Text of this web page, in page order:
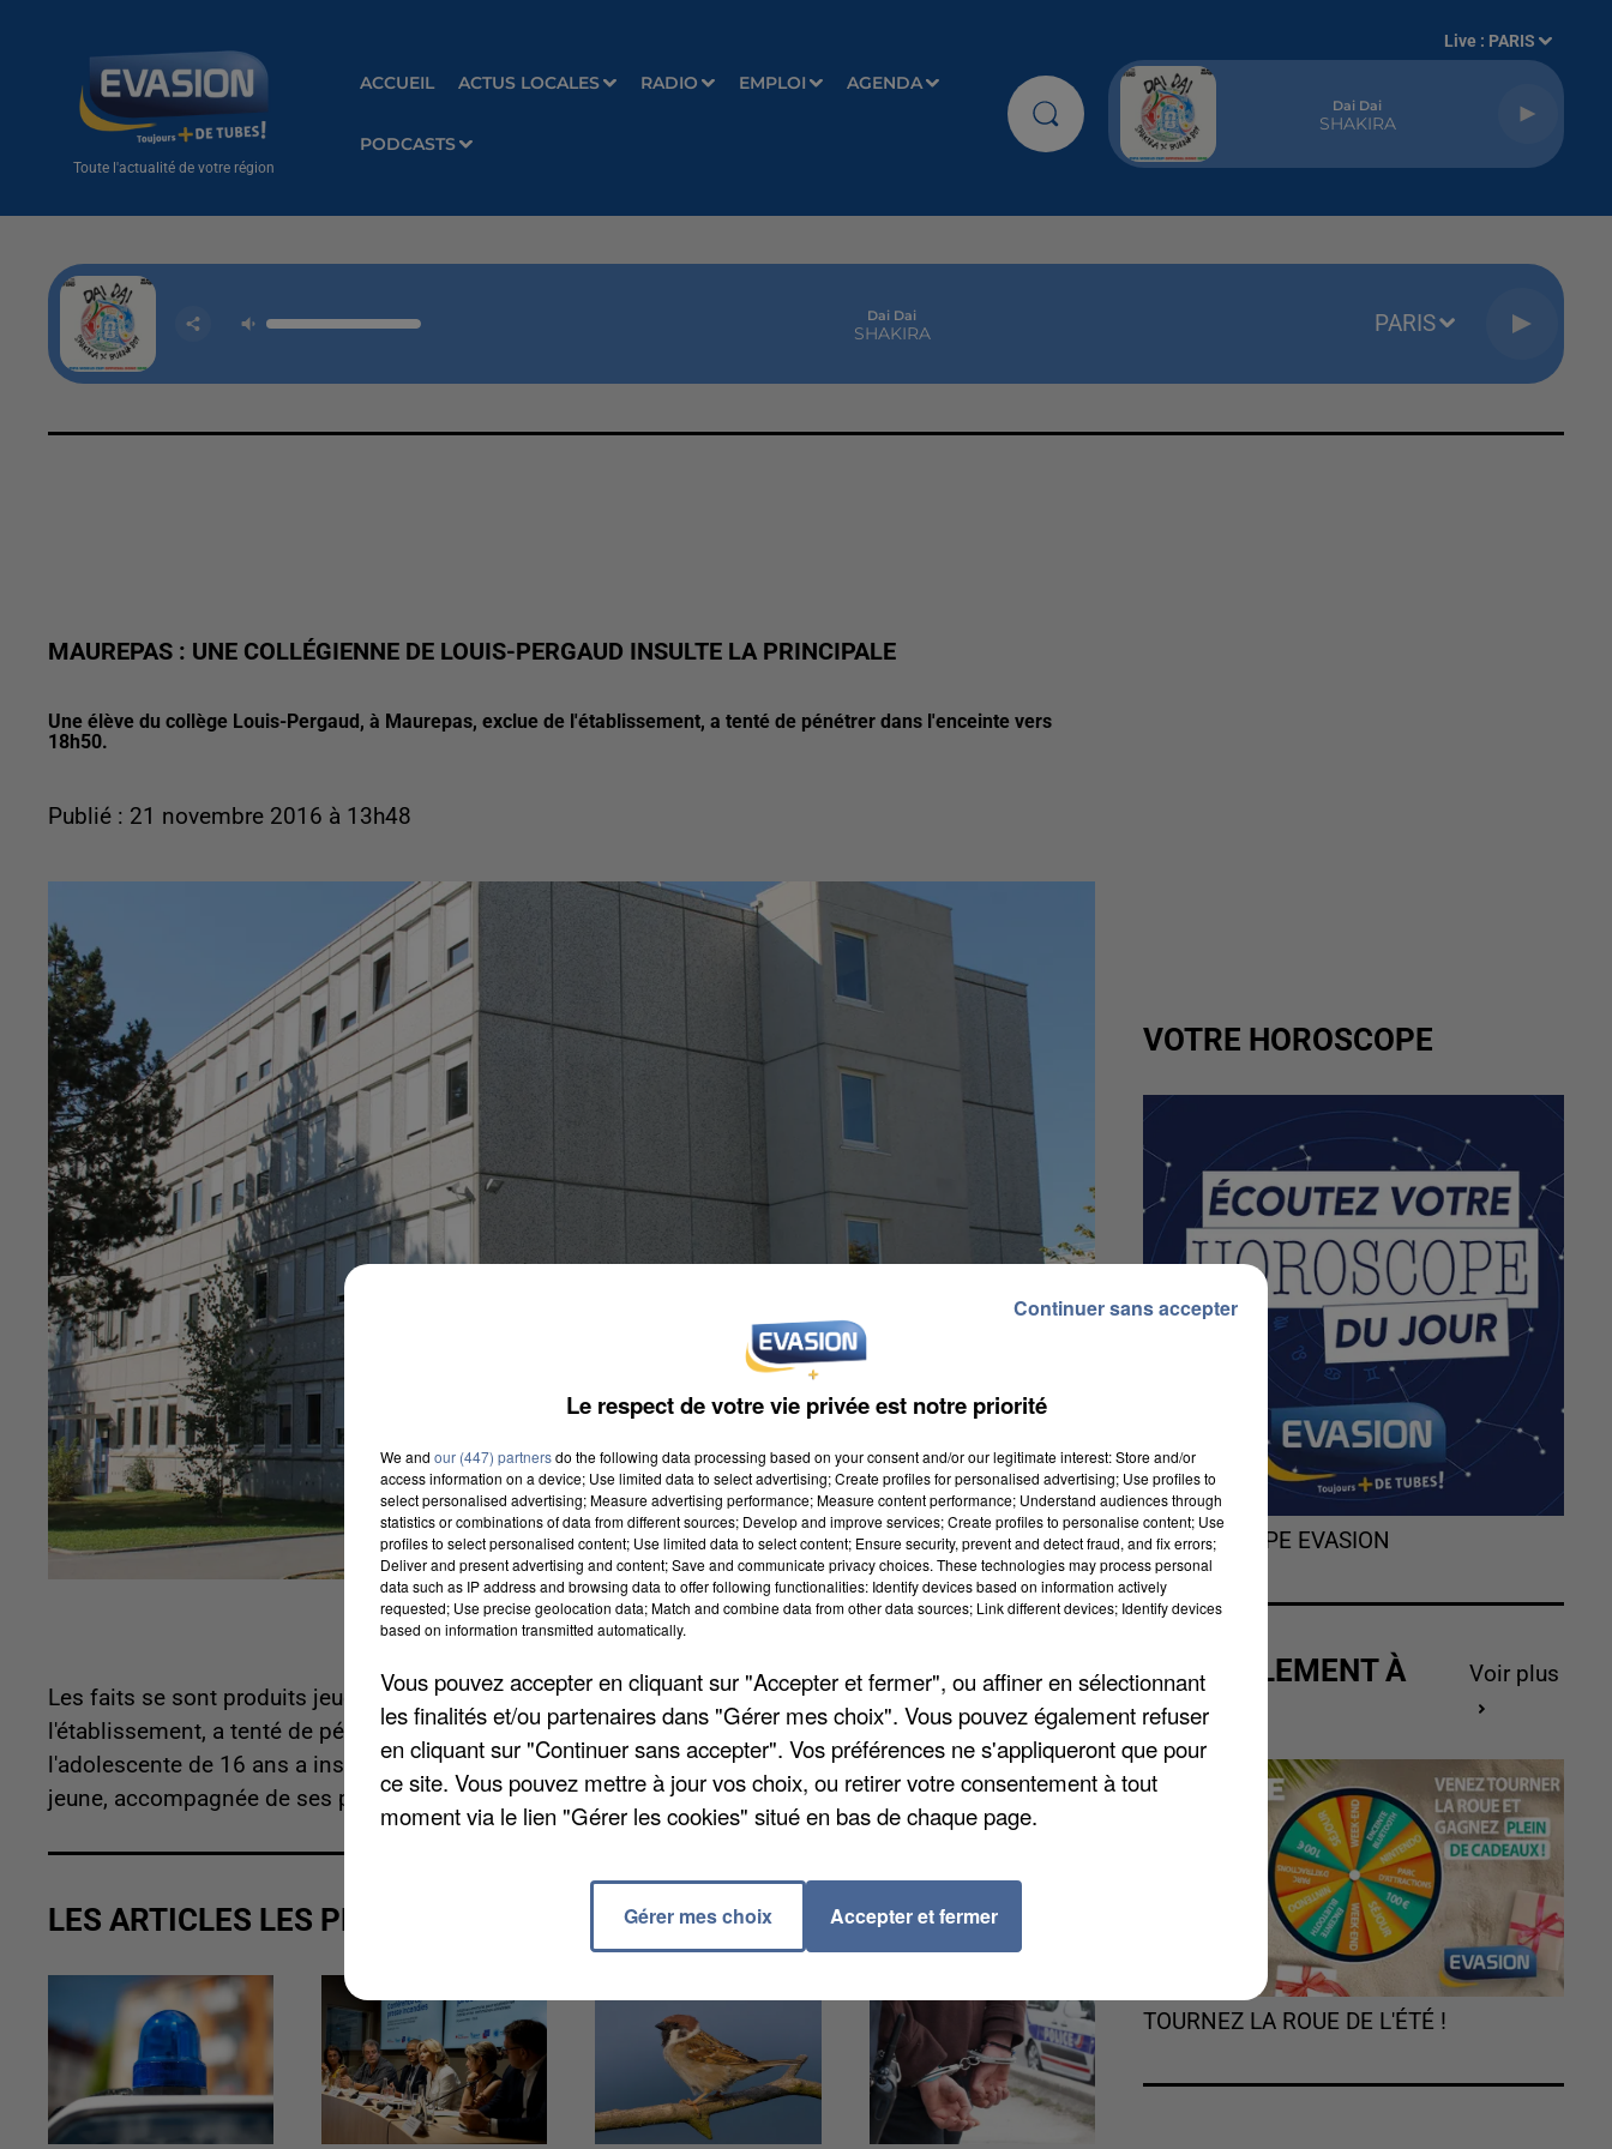
Toute l'actualité de votre région
ACCUEIL ACTUS LOCALES RADIO EMPLOI AGENDA
PODCASTS
Live : PARIS
Dai Dai
SHAKIRA
Dai Dai
SHAKIRA PARIS
MAUREPAS : UNE COLLÉGIENNE DE LOUIS-PERGAUD INSULTE LA PRINCIPALE
Une élève du collège Louis-Pergaud, à Maurepas, exclue de l'établissement, a tenté de pénétrer dans l'enceinte vers
18h50.
Publié : 21 novembre 2016 à 13h48
Les faits se sont produits jeudi dernier. Une élève du collège Louis-Pergaud, à Maurepas, exclue de
l'établissement, a tenté de pénétrer dans l'enceinte vers 18h50. Alors que l'entrée lui a été refusée,
l'adolescente de 16 ans a insulté la principale et son adjointe. Prévenus, les policiers ont entendu la
jeune, accompagnée de ses parents. Elle a finalement été laissée libre.
LES ARTICLES LES PLUS VUS
VOTRE HOROSCOPE
L'HOROSCOPE EVASION
ACTUELLEMENT À
GAGNER
Voir plus
TOURNEZ LA ROUE DE L'ÉTÉ !
Le respect de votre vie privée est notre priorité
We and our (447) partnersdo the following data processing based on your consent and/or our legitimate interest: Store and/or
access information on a device; Use limited data to select advertising; Create profiles for personalised advertising; Use profiles to
select personalised advertising; Measure advertising performance; Measure content performance; Understand audiences through
statistics or combinations of data from different sources; Develop and improve services; Create profiles to personalise content; Use
profiles to select personalised content; Use limited data to select content; Ensure security, prevent and detect fraud, and fix errors;
Deliver and present advertising and content; Save and communicate privacy choices. These technologies may process personal
data such as IP address and browsing data to offer following functionalities: Identify devices based on information actively
requested; Use precise geolocation data; Match and combine data from other data sources; Link different devices; Identify devices
based on information transmitted automatically.
Vous pouvez accepter en cliquant sur "Accepter et fermer", ou affiner en sélectionnant
les finalités et/ou partenaires dans "Gérer mes choix". Vous pouvez également refuser
en cliquant sur "Continuer sans accepter". Vos préférences ne s'appliqueront que pour
ce site. Vous pouvez mettre à jour vos choix, ou retirer votre consentement à tout
moment via le lien "Gérer les cookies" situé en bas de chaque page.
Gérer mes choix Accepter et fermer
Continuer sans accepter